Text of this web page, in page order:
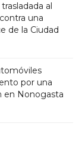
al
una
de la Ciudad
por una
en Nonogasta